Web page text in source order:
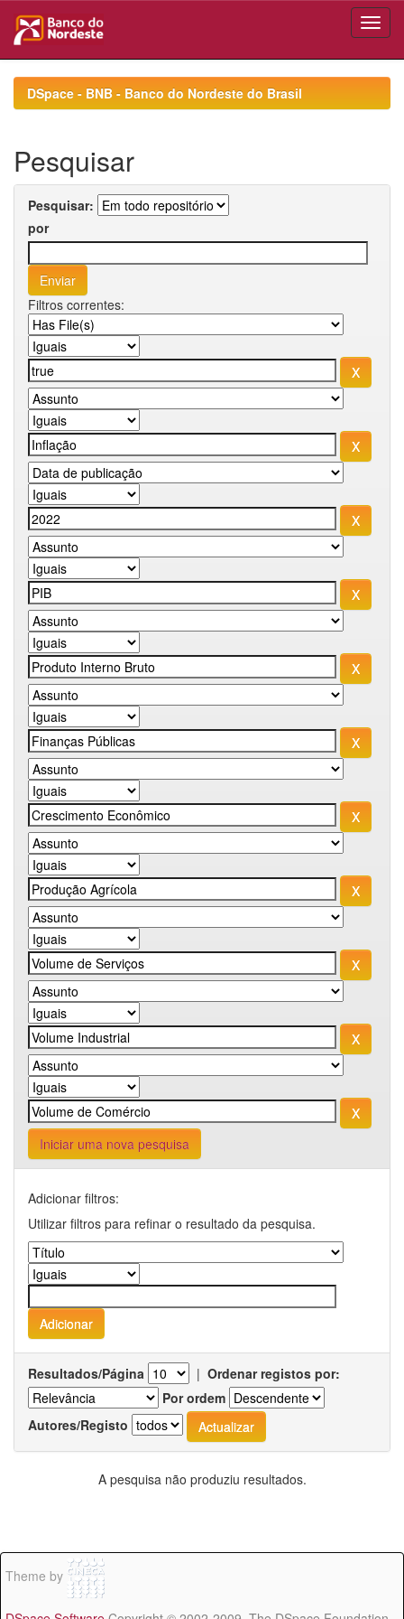
navigationDSpace - BNB - Banco do Nordeste do Brasil
Pesquisar
Pesquisar:
por
Filtros correntes:
Iniciar uma nova pesquisa
Adicionar filtros:
Utilizar filtros para refinar o resultado da pesquisa.
Resultados/Página | Ordenar registos por:
Por ordem
Autores/Registo
A pesquisa não produziu resultados.
Theme by